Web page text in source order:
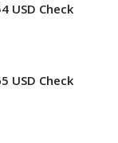
USD Check
USD Check